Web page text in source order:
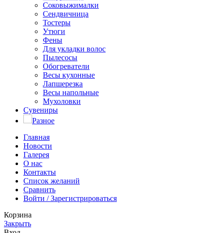
Соковыжималки
Сендвичница
Тостеры
Утюги
Фены
Для укладки волос
Пылесосы
Обогреватели
Весы кухонные
Лапшерезка
Весы напольные
Мухоловки
Сувениры
Разное
Главная
Новости
Галерея
О нас
Контакты
Список желаний
Сравнить
Войти / Зарегистрироваться
Корзина
Закрыть